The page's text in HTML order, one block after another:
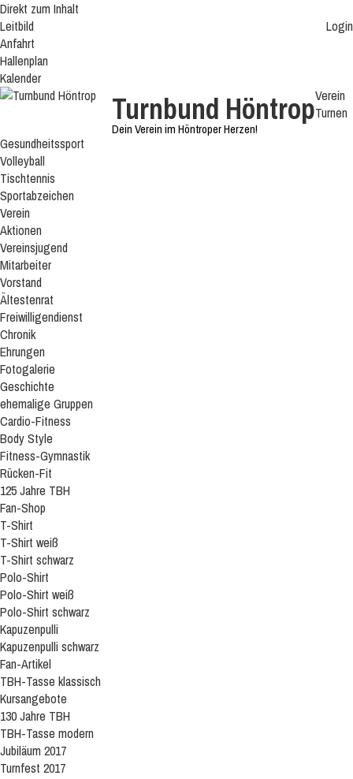
Direkt zum Inhalt
Login
Leitbild
Anfahrt
Hallenplan
Kalender
Turnbund Höntrop
Dein Verein im Höntroper Herzen!
Verein
Turnen
Gesundheitssport
Volleyball
Tischtennis
Sportabzeichen
Verein
Aktionen
Vereinsjugend
Mitarbeiter
Vorstand
Ältestenrat
Freiwilligendienst
Chronik
Ehrungen
Fotogalerie
Geschichte
ehemalige Gruppen
Cardio-Fitness
Body Style
Fitness-Gymnastik
Rücken-Fit
125 Jahre TBH
Fan-Shop
T-Shirt
T-Shirt weiß
T-Shirt schwarz
Polo-Shirt
Polo-Shirt weiß
Polo-Shirt schwarz
Kapuzenpulli
Kapuzenpulli schwarz
Fan-Artikel
TBH-Tasse klassisch
Kursangebote
130 Jahre TBH
TBH-Tasse modern
Jubiläum 2017
Turnfest 2017